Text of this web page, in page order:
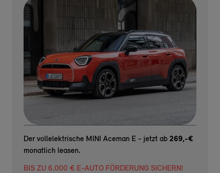
Der vollelektrische MINI Aceman E - jetzt ab 269,-€
monatlich leasen.
BIS ZU 6.000 € E-AUTO FÖRDERUNG SICHERN!